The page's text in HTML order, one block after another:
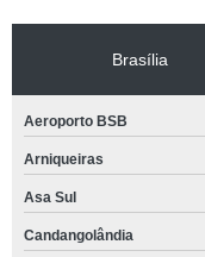
Brasília
Aeroporto BSB
Arniqueiras
Asa Sul
Candangolândia